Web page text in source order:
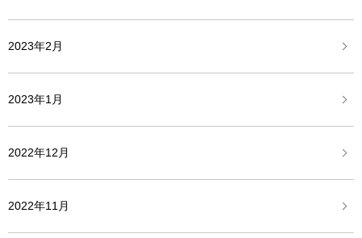
2023年2月
2023年1月
2022年12月
2022年11月